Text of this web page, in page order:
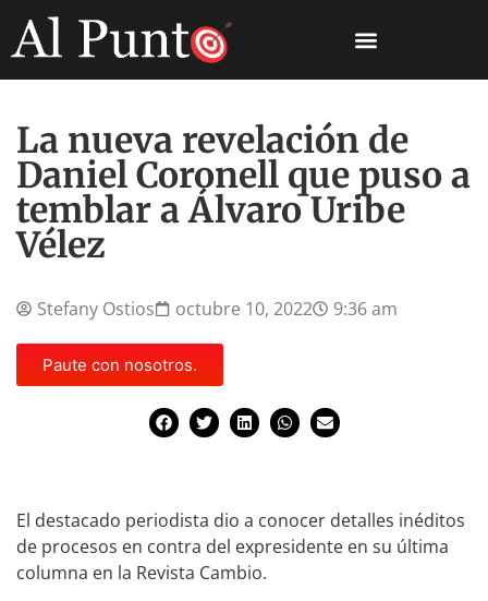
La nueva revelación de
Daniel Coronell que puso a
temblar a Álvaro Uribe
Vélez
Stefany Ostios octubre 10, 2022 9:36 am
Paute con nosotros.
El destacado periodista dio a conocer detalles inéditos
de procesos en contra del expresidente en su última
columna en la Revista Cambio.